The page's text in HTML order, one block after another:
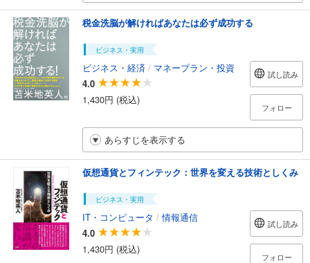
税金洗脳が解ければあなたは必ず成功する
ビジネス・実用
ビジネス・経済 / マネープラン・投資
4.0
1,430円 (税込)
試し読み
フォロー
あらすじを表示する
仮想通貨とフィンテック：世界を変える技術としくみ
ビジネス・実用
IT・コンピュータ /情報通信
4.0
1,430円 (税込)
試し読み
フォロー